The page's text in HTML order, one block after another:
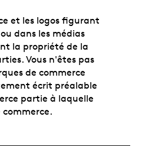
et les logos figurant
dans les médias
la propriété de la
Vous n'êtes pas
de commerce
écrit préalable
partie à laquelle